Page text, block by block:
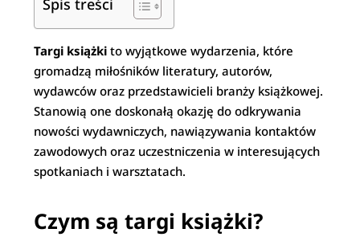
Spis treści
Targi książki to wyjątkowe wydarzenia, które
gromadzą miłośników literatury, autorów,
wydawców oraz przedstawicieli branży książkowej.
Stanowią one doskonałą okazję do odkrywania
nowości wydawniczych, nawiązywania kontaktów
zawodowych oraz uczestniczenia w interesujących
spotkaniach i warsztatach.
Czym są targi książki?